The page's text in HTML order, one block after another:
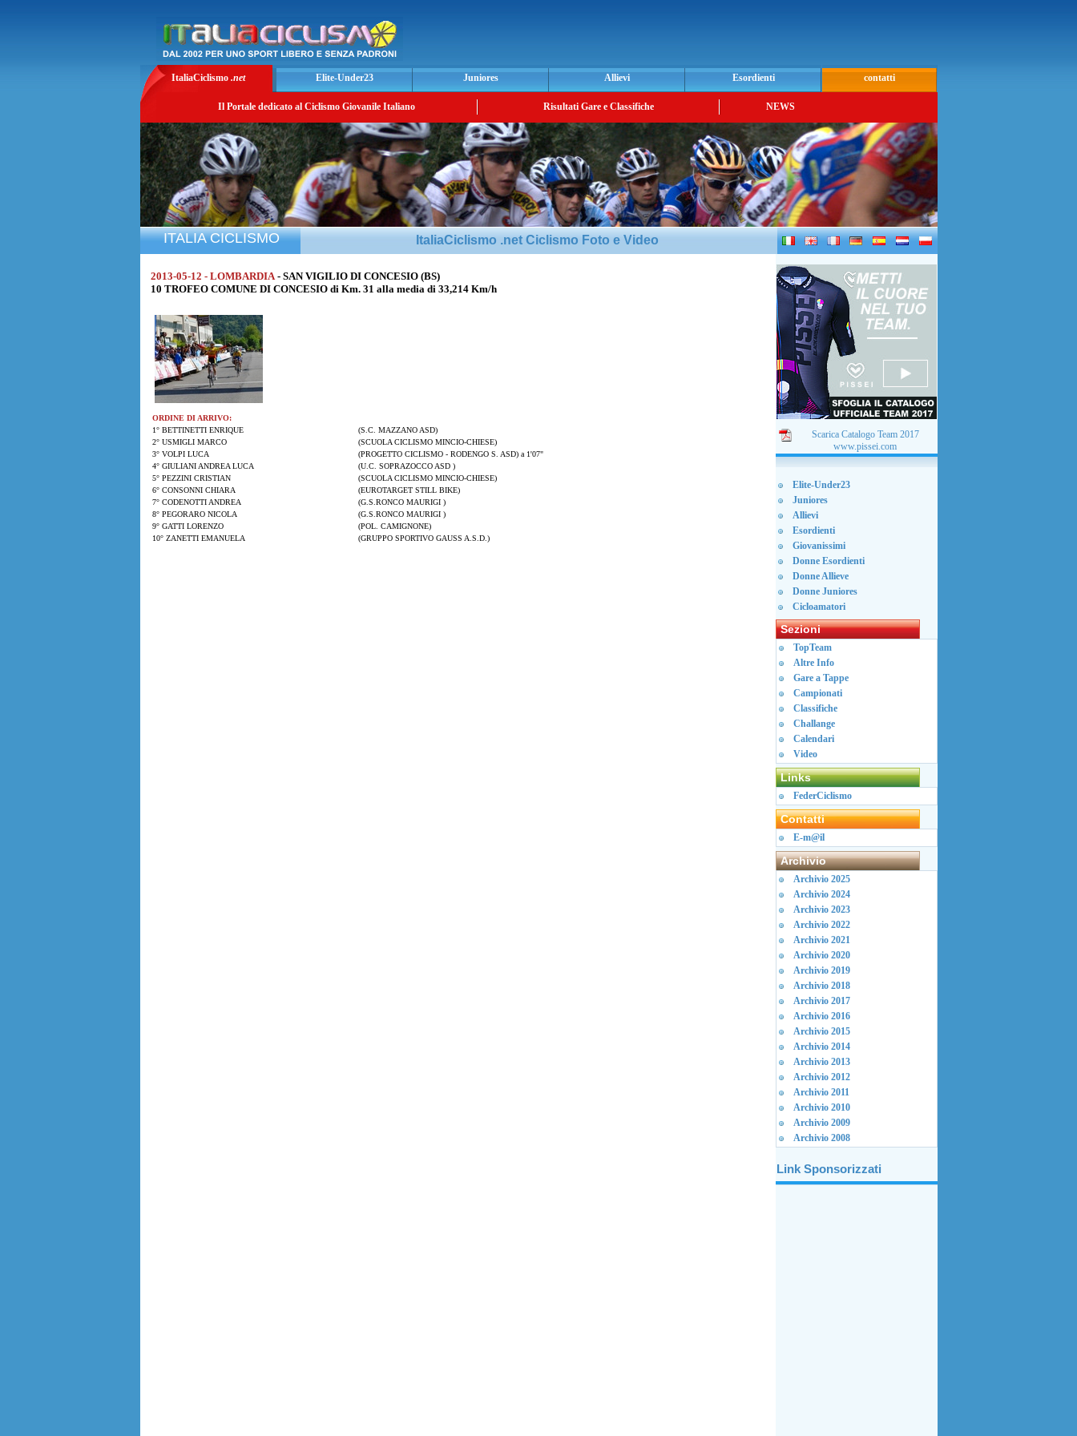
ItaliaCiclismo .net Elite-Under23 Juniores Allievi Esordienti contatti
Il Portale dedicato al Ciclismo Giovanile Italiano Risultati Gare e Classifiche NEWS
ITALIA CICLISMO ItaliaCiclismo .net Ciclismo Foto e Video
2013-05-12 - LOMBARDIA - SAN VIGILIO DI CONCESIO (BS)
10 TROFEO COMUNE DI CONCESIO di Km. 31 alla media di 33,214 Km/h
ORDINE DI ARRIVO:
1° BETTINETTI ENRIQUE
(S.C. MAZZANO ASD)
2° USMIGLI MARCO
(SCUOLA CICLISMO MINCIO-CHIESE)
3° VOLPI LUCA
(PROGETTO CICLISMO - RODENGO S. ASD) a 1'07"
4° GIULIANI ANDREA LUCA
(U.C. SOPRAZOCCO ASD )
5° PEZZINI CRISTIAN
(SCUOLA CICLISMO MINCIO-CHIESE)
6° CONSONNI CHIARA
(EUROTARGET STILL BIKE)
7° CODENOTTI ANDREA
(G.S.RONCO MAURIGI )
8° PEGORARO NICOLA
(G.S.RONCO MAURIGI )
9° GATTI LORENZO
(POL. CAMIGNONE)
10° ZANETTI EMANUELA
(GRUPPO SPORTIVO GAUSS A.S.D.)
Scarica Catalogo Team 2017
www.pissei.com
Elite-Under23
Juniores
Allievi
Esordienti
Giovanissimi
Donne Esordienti
Donne Allieve
Donne Juniores
Cicloamatori
Sezioni
TopTeam
Altre Info
Gare a Tappe
Campionati
Classifiche
Challange
Calendari
Video
Links
FederCiclismo
Contatti
E-m@il
Archivio
Archivio 2025
Archivio 2024
Archivio 2023
Archivio 2022
Archivio 2021
Archivio 2020
Archivio 2019
Archivio 2018
Archivio 2017
Archivio 2016
Archivio 2015
Archivio 2014
Archivio 2013
Archivio 2012
Archivio 2011
Archivio 2010
Archivio 2009
Archivio 2008
Link Sponsorizzati